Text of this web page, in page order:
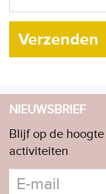
Verzenden
NIEUWSBRIEF
Blijf op de hoogte
activiteiten